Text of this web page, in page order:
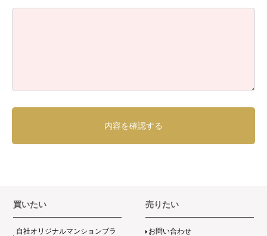
買いたい
自社オリジナルマンションブラ
売りたい
お問い合わせ